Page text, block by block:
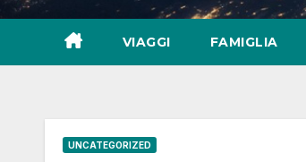
VIAGGI FAMIGLIA
UNCATEGORIZED